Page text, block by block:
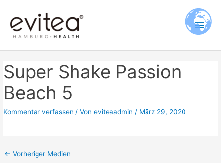
Inhalt
springen
Super Shake Passion
Beach 5
Kommentar verfassen / Voneviteaadmin / März 29, 2020
← Vorheriger Medien